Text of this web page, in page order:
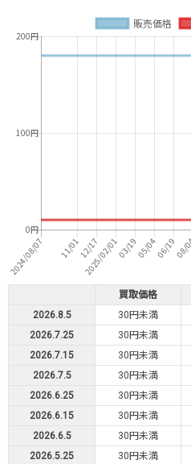
買取価格
2026.8.5
30円未満
2026.7.25
30円未満
2026.7.15
30円未満
2026.7.5
30円未満
2026.6.25
30円未満
2026.6.15
30円未満
2026.6.5
30円未満
2026.5.25
30円未満